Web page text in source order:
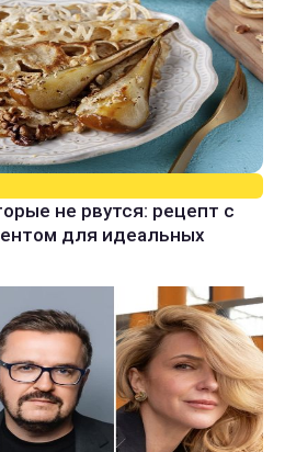
не рвутся: рецепт с
для идеальных